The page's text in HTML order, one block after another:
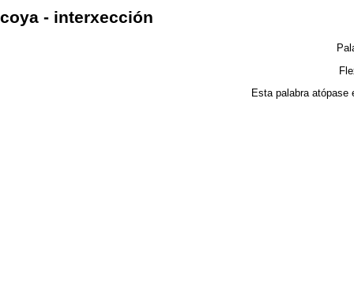
coya - interxección
Esta palabra atópase